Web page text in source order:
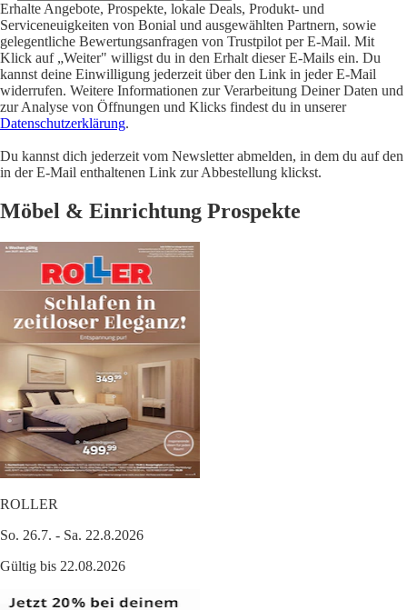
Erhalte Angebote, Prospekte, lokale Deals, Produkt- und
Serviceneuigkeiten von Bonial und ausgewählten Partnern, sowie
gelegentliche Bewertungsanfragen von Trustpilot per E-Mail. Mit
Klick auf „Weiter" willigst du in den Erhalt dieser E-Mails ein. Du
kannst deine Einwilligung jederzeit über den Link in jeder E-Mail
widerrufen. Weitere Informationen zur Verarbeitung Deiner Daten und
zur Analyse von Öffnungen und Klicks findest du in unserer
Datenschutzerklärung.
Du kannst dich jederzeit vom Newsletter abmelden, in dem du auf den
in der E-Mail enthaltenen Link zur Abbestellung klickst.
Möbel & Einrichtung Prospekte
ROLLER
So. 26.7. - Sa. 22.8.2026
Gültig bis 22.08.2026